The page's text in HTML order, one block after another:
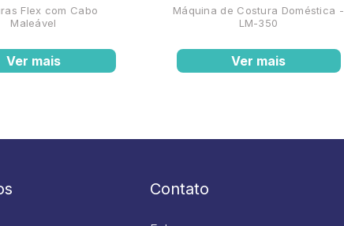
Flex com Cabo
Maleável
Ver mais
Máquina de Costura Doméstica -
LM-350
Ver mais
Contato